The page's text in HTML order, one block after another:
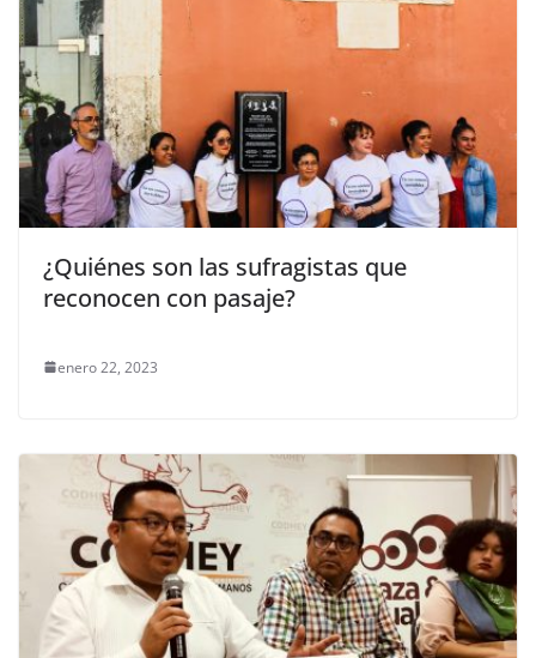
¿Quiénes son las sufragistas que
reconocen con pasaje?
enero 22, 2023